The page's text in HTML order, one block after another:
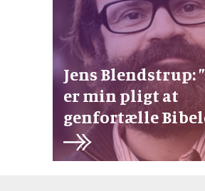
Jens Blendstrup:
er min pligt at
genfortælle